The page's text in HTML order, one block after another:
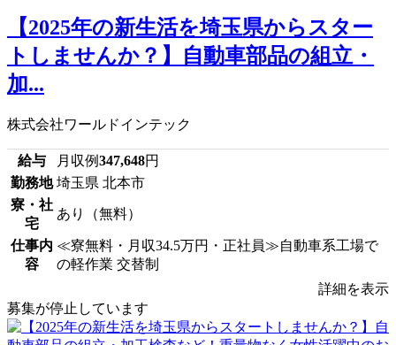
【2025年の新生活を埼玉県からスター
トしませんか？】自動車部品の組立・
加...
株式会社ワールドインテック
給与 月収例347,648円
勤務地 埼玉県 北本市
寮・社
宅
あり（無料）
仕事内
容
≪寮無料・月収34.5万円・正社員≫自動車系工場で
の軽作業 交替制
詳細を表示
募集が停止しています